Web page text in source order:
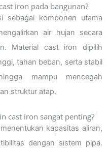
iron pada bangunan?
sebagai komponen utama
air hujan secara
Material cast iron dipilih
tahan beban, serta stabil
mampu mencegah
struktur atap.
cast iron sangat penting?
kapasitas aliran,
dengan sistem pipa.